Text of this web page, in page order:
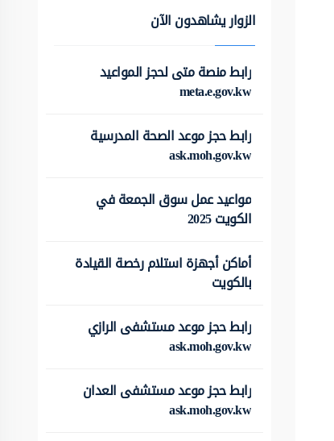
الزوار يشاهدون الآن
رابط منصة متى لحجز المواعيد
meta.e.gov.kw
رابط حجز موعد الصحة المدرسية
ask.moh.gov.kw
مواعيد عمل سوق الجمعة في
الكويت 2025
أماكن أجهزة استلام رخصة القيادة
بالكويت
رابط حجز موعد مستشفى الرازي
ask.moh.gov.kw
رابط حجز موعد مستشفى العدان
ask.moh.gov.kw